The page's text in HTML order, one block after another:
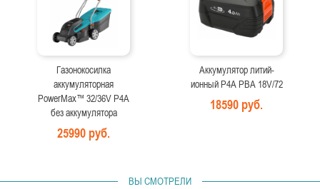
Газонокосилка
аккумуляторная
PowerMax™ 32/36V P4A
без аккумулятора
25990 руб.
Аккумулятор литий-
ионный P4A PBA 18V/72
18590 руб.
ВЫ СМОТРЕЛИ